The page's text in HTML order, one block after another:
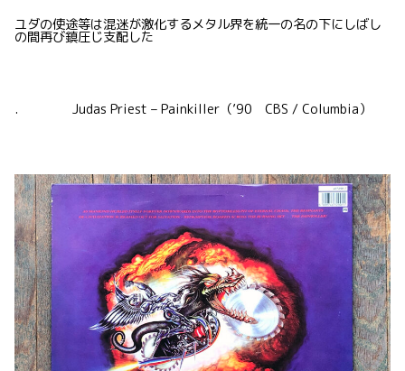
ユダの使途等は混迷が激化するメタル界を統一の名の下にしばし
の間再び鎮圧じ支配した
. Judas Priest – Painkiller（’90 CBS / Columbia）